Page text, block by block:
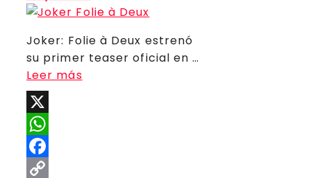
Joker: Folie à Deux estrenó
su primer teaser oficial en …
Leer más
X
WhatsApp
Facebook